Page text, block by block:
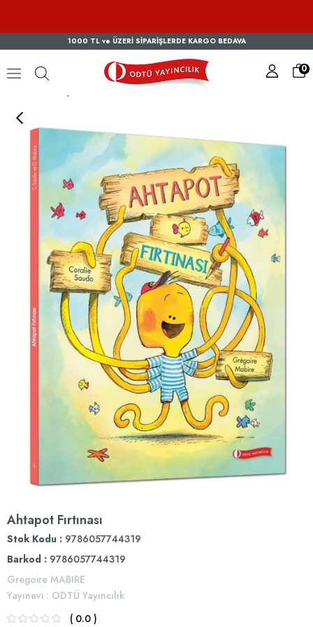
1000 TL ve ÜZERİ SİPARİŞLERDE KARGO BEDAVA
0
Ahtapot Fırtınası
Stok Kodu
9786057744319
Barkod : 9786057744319
Gregoire MABIRE
Yayınevi : ODTÜ Yayıncılık
0.0